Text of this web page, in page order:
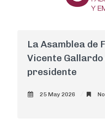
La Asamblea de
Vicente Gallardo
presidente
25 May 2026